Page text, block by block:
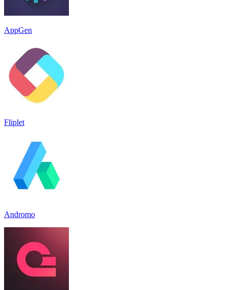
AppGen
Fliplet
Andromo